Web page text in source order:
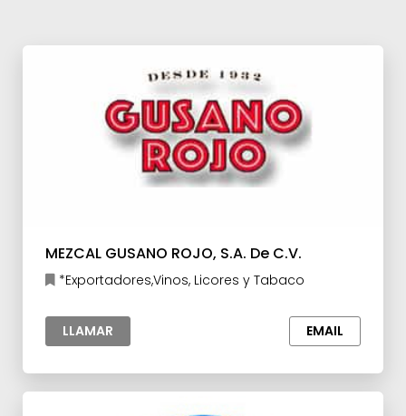
MEZCAL GUSANO ROJO, S.A. De C.V.
*Exportadores,Vinos, Licores y Tabaco
LLAMAR EMAIL